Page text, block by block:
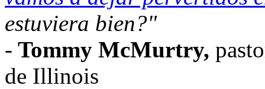
estuviera bien?"
- Tommy McMurtry,
de Illinois